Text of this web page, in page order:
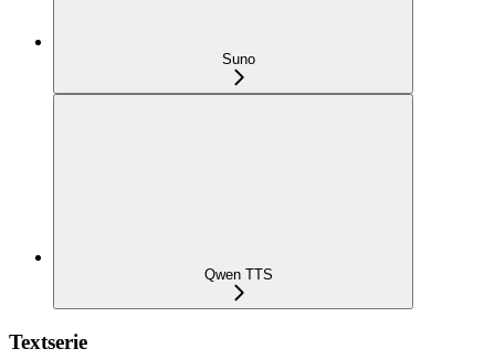
Suno
Qwen TTS
Textserie